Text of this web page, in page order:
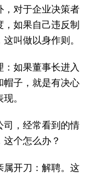
，对于企业决策者
如果自己违反制
叫做以身作则。
如果董事长进入
帽子，就是有决心
。
司，经常看到的情
个怎么办？
属开刀：解聘。这